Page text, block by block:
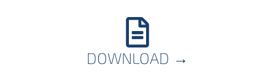
DOWNLOAD →